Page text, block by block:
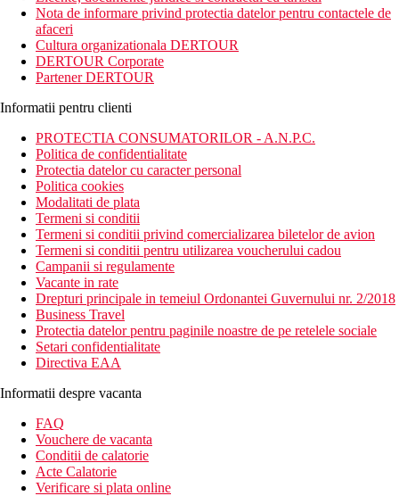
Salou.
Distanta
aproximativ 150 m pana la plaja
cca 200 m pana la baruri/restaurante
la aproximativ 1 de centrul orasului Salou
aproximativ 4 km de parcul de distractii Port Aventura
Descrierea camerei
Toate tipurile de camere dispun de:
WiFi
minibar
aer conditionat
TV prin satelit
terasa
baie cu dus sau cada
uscator de par
telefon cu apelare directa
seif contra cost
pat twin sau dublu
Descrierea hotelului
Hotelul dispune de:
receptie 24/7
bar
restaurant
parcare
WiFi
Nota de informare privind protectia datelor pentru contactele de
afaceri
Cultura organizationala DERTOUR
DERTOUR Corporate
Partener DERTOUR
Informatii pentru clienti
PROTECTIA CONSUMATORILOR - A.N.P.C.
Politica de confidentialitate
Protectia datelor cu caracter personal
Politica cookies
Modalitati de plata
Termeni si conditii
Termeni si conditii privind comercializarea biletelor de avion
Termeni si conditii pentru utilizarea voucherului cadou
Campanii si regulamente
Vacante in rate
Drepturi principale in temeiul Ordonantei Guvernului nr. 2/2018
Business Travel
Protectia datelor pentru paginile noastre de pe retelele sociale
Setari confidentialitate
Directiva EAA
Informatii despre vacanta
FAQ
Vouchere de vacanta
Conditii de calatorie
Acte Calatorie
Verificare si plata online